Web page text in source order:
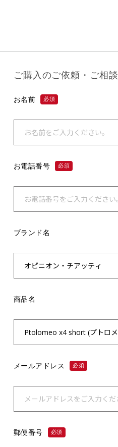
ご購入のご依頼・ご相談
お名前 必須
お電話番号 必須
ブランド名
商品名
メールアドレス 必須
郵便番号 必須